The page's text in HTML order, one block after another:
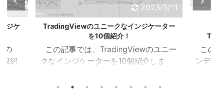
5/11
ター
ー
ま
2023/5/8
マネーフローインデックス(MFI)の
TradingViewインジケーター22選！
この記事では、MFI(マネーフローイ
ンデックス)のTradingViewインジケー
フローインデックス MFIカラー マネー
この